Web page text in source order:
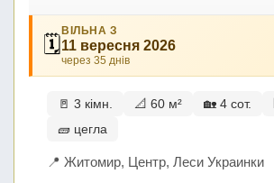
🗓
ВІЛЬНА З
11 вересня 2026
через 35 днів
🚪 3 кімн. 📐 60 м² 🏡 4 сот.
🧱 цегла
📍 Житомир, Центр, Леси Украинки